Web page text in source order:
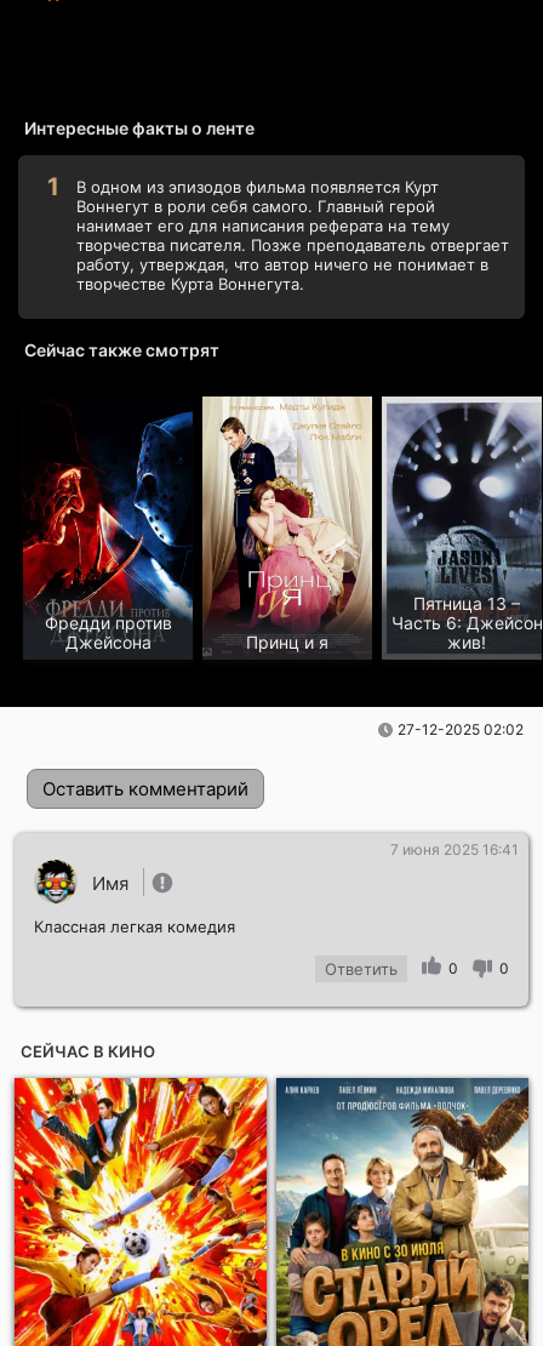
Интересные факты о ленте
В одном из эпизодов фильма появляется Курт
Воннегут в роли себя самого. Главный герой
нанимает его для написания реферата на тему
творчества писателя. Позже преподаватель отвергает
работу, утверждая, что автор ничего не понимает в
творчестве Курта Воннегута.
Сейчас также смотрят
Фредди против
Джейсона
Принц и я
Пятница 13 –
Часть 6: Джейсон
жив!
27-12-2025 02:02
Оставить комментарий
Имя
7 июня 2025 16:41
Классная легкая комедия
Ответить 0 0
СЕЙЧАС В КИНО